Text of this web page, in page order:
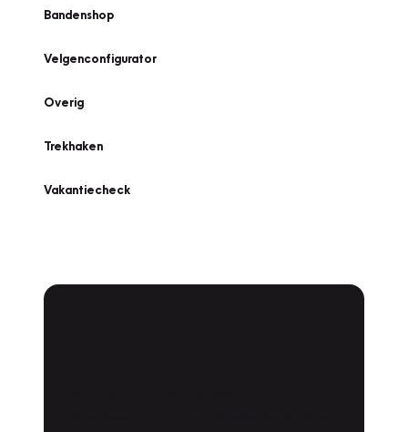
Bandenshop
Velgenconfigurator
Overig
Trekhaken
Vakantiecheck